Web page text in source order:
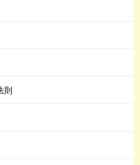
則